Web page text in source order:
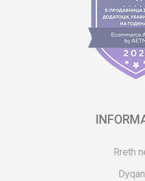
Rreth